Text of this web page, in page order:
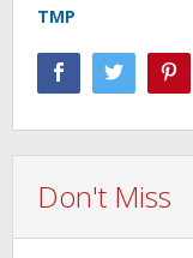
TMP
Don't Miss